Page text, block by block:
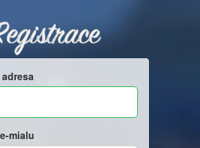
mialu